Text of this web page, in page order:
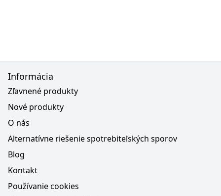
Informácia
Zľavnené produkty
Nové produkty
O nás
Alternatívne riešenie spotrebiteľských sporov
Blog
Kontakt
Používanie cookies